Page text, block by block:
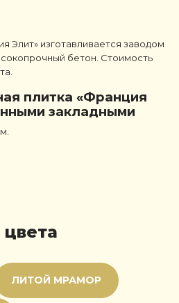
Элит» изготавливается заводом
бетон. Стоимость
плитка «Франция
закладными
ЛИТОЙ МРАМОР